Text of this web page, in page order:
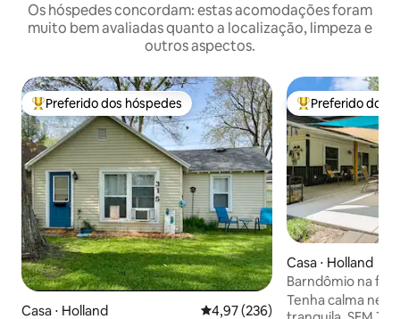
Os hóspedes concordam: estas acomodações foram
muito bem avaliadas quanto a localização, limpeza e
outros aspectos.
Entre os melhores preferidos dos hóspedes
Preferido dos hóspedes
Casa ⋅ Holland 4,97 de uma avaliação média de
4,97 (236)
Entre os
Preferido dos
Casa ⋅ Holland
Barndômio na
Tenha calma